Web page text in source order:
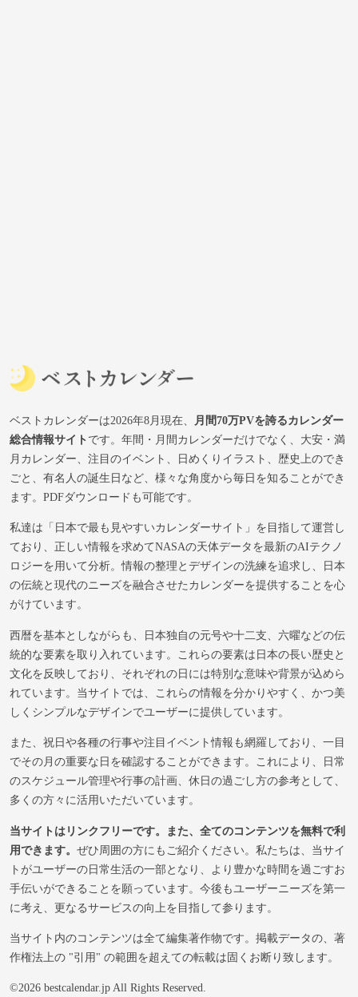
ベストカレンダーは2026年8月現在、
月間70万PVを誇るカレンダー
総合情報サイトです。年間・月間カレンダーだけでなく、大安・満
月カレンダー、注目のイベント、日めくりイラスト、歴史上のでき
ごと、有名人の誕生日など、様々な角度から毎日を知ることができ
ます。PDFダウンロードも可能です。
私達は「日本で最も見やすいカレンダーサイト」を目指して運営し
ており、正しい情報を求めてNASAの天体データを最新のAIテクノ
ロジーを用いて分析。情報の整理とデザインの洗練を追求し、日本
の伝統と現代のニーズを融合させたカレンダーを提供することを心
がけています。
西暦を基本としながらも、日本独自の元号や十二支、六曜などの伝
統的な要素を取り入れています。これらの要素は日本の長い歴史と
文化を反映しており、それぞれの日には特別な意味や背景が込めら
れています。当サイトでは、これらの情報を分かりやすく、かつ美
しくシンプルなデザインでユーザーに提供しています。
また、祝日や各種の行事や注目イベント情報も網羅しており、一目
でその月の重要な日を確認することができます。これにより、日常
のスケジュール管理や行事の計画、休日の過ごし方の参考として、
多くの方々に活用いただいています。
当サイトはリンクフリーです。また、全てのコンテンツを無料で利
用できます。 ぜひ周囲の方にもご紹介ください。私たちは、当サイ
トがユーザーの日常生活の一部となり、より豊かな時間を過ごすお
手伝いができることを願っています。今後もユーザーニーズを第一
に考え、更なるサービスの向上を目指して参ります。
当サイト内のコンテンツは全て編集著作物です。掲載データの、著
作権法上の "引用" の範囲を超えての転載は固くお断り致します。
©2026 bestcalendar.jp All Rights Reserved.